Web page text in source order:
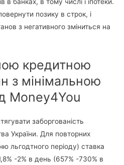
позику в строк, і
з негативного зміниться на
кредитною
з мінімальною
Money4You
заборгованість
України. Для повторних
льгодтного періоду) ставка
-2% в день (657% -730% в